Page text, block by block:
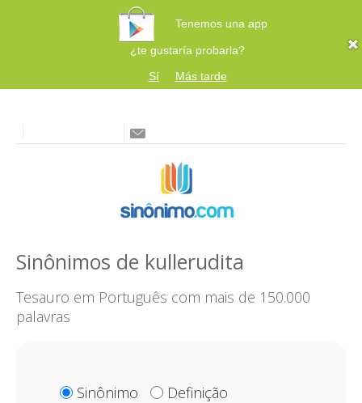
Tenemos una app
¿te gustaría probarla?
Sí
Más tarde
Sinônimos de kullerudita
Tesauro em Português com mais de 150.000
palavras
Sinônimo
Definição